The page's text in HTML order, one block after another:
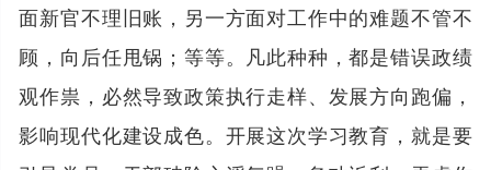
面新官不理旧账，另一方面对工作中的难题不管不
顾，向后任甩锅；等等。凡此种种，都是错误政绩
观作祟，必然导致政策执行走样、发展方向跑偏，
影响现代化建设成色。开展这次学习教育，就是要